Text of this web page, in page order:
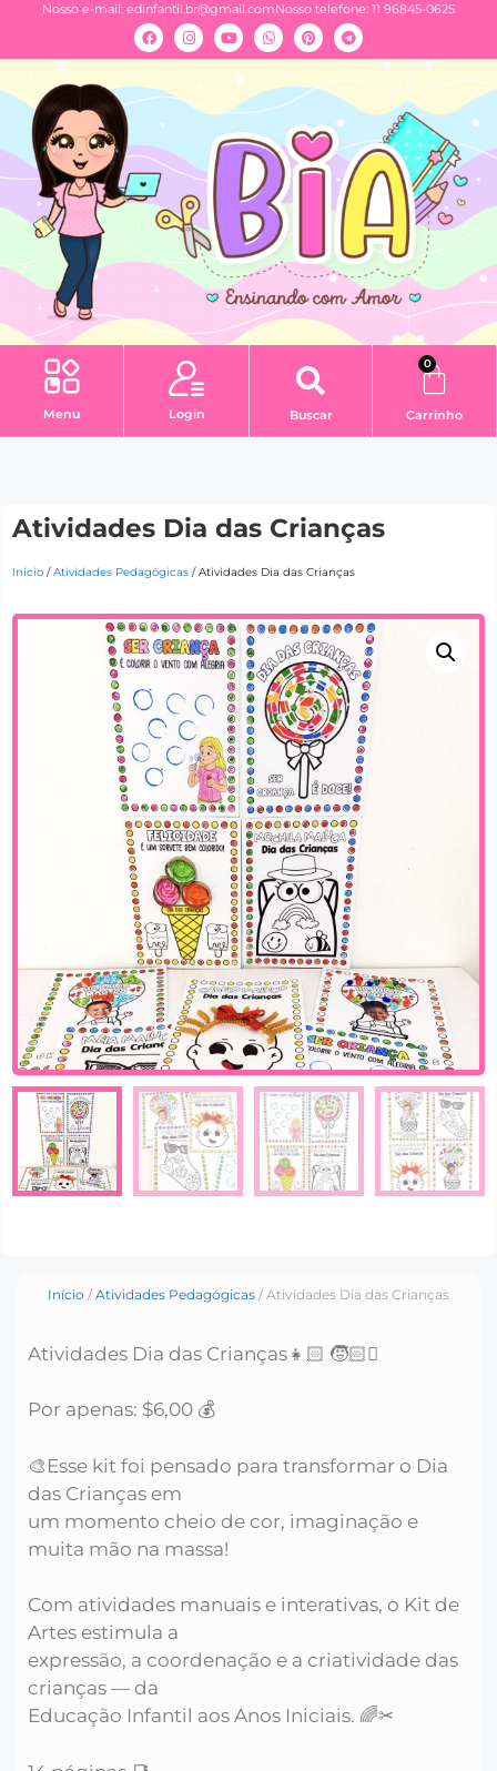
Nosso e-mail: edinfantil.br@gmail.comNosso telefone: 11 96845-0625
Menu Login Buscar
0
Carrinho
Atividades Dia das Crianças
Início /Atividades Pedagógicas / Atividades Dia das Crianças
Início / Atividades Pedagógicas / Atividades Dia das Crianças
Atividades Dia das Crianças👧🏻 🧒🏻🫟
Por apenas: $6,00 💰
🎨Esse kit foi pensado para transformar o Dia
das Crianças em
um momento cheio de cor, imaginação e
muita mão na massa!
Com atividades manuais e interativas, o Kit de
Artes estimula a
expressão, a coordenação e a criatividade das
crianças — da
Educação Infantil aos Anos Iniciais. 🌈✂